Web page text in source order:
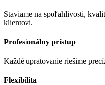
Staviame na spoľahlivosti,
klientovi.
Profesionálny prístup
Každé upratovanie riešime
Flexibilita